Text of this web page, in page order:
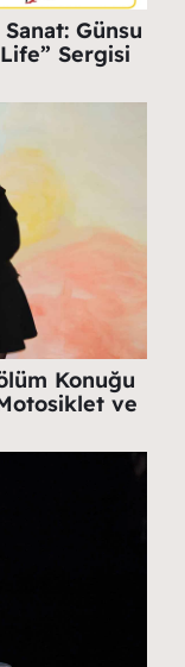
Sanat: Günsu
Sergisi
Konuğu
ve